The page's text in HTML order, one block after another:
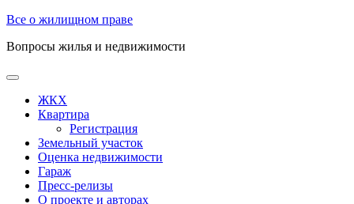
Skip
content
Все о жилищном праве
Вопросы жилья и недвижимости
Open
ButtonЖКХ
Квартира
Регистрация
Земельный участок
Оценка недвижимости
Гараж
Пресс-релизы
О проекте и авторах